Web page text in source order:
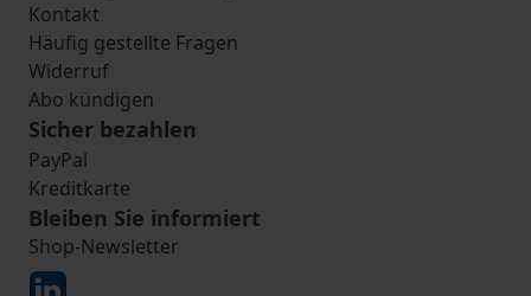
Kontakt
Häufig gestellte Fragen
Widerruf
Abo kündigen
Sicher bezahlen
PayPal
Kreditkarte
Bleiben Sie informiert
Shop-Newsletter